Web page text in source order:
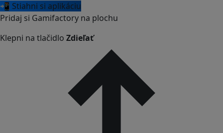
📲 Stiahni si aplikáciu
Pridaj si Gamifactory na plochu
Klepni na tlačidlo Zdieľať